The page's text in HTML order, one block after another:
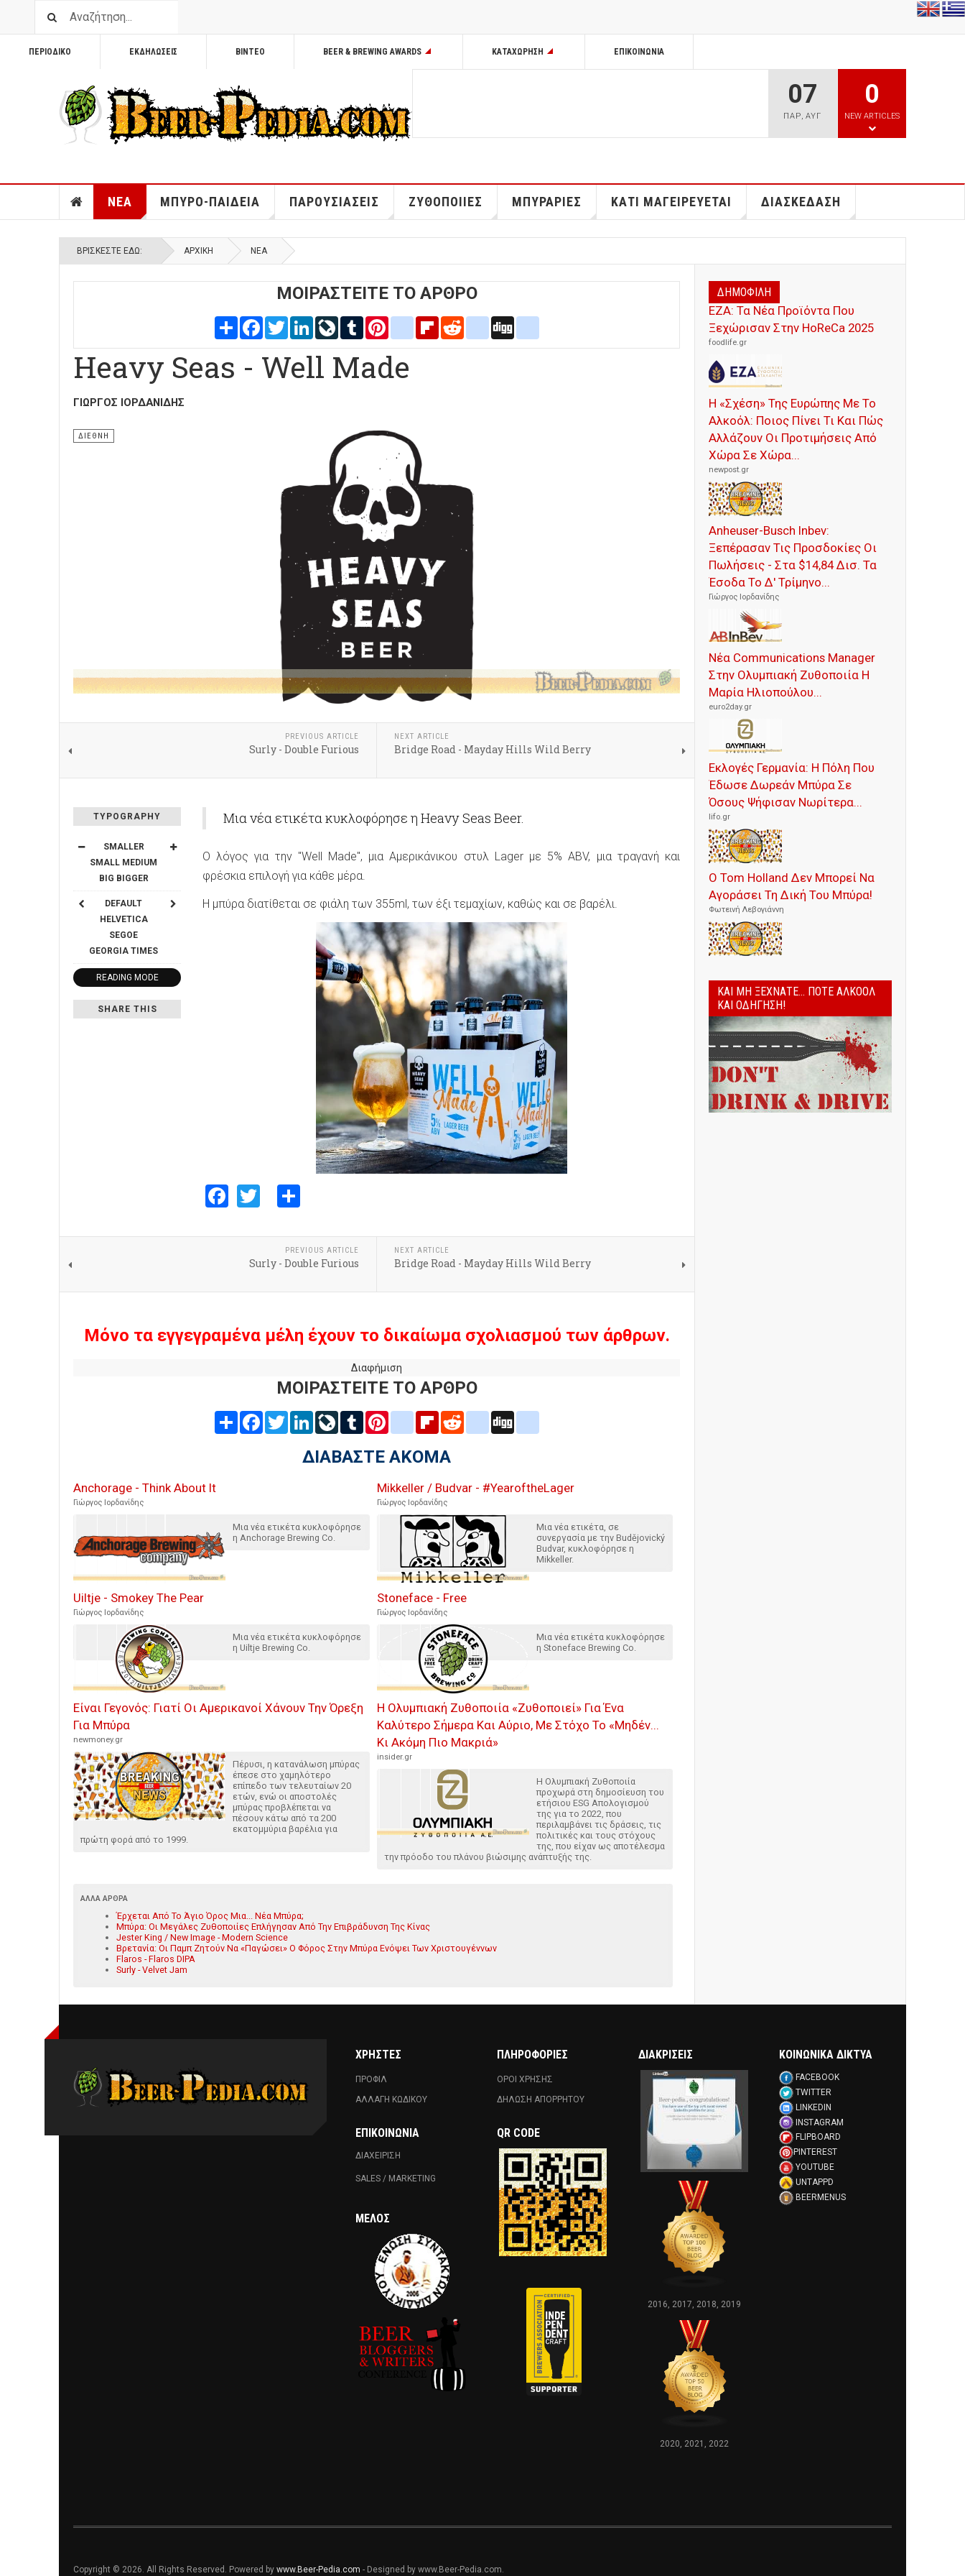
ΠΕΡΙΟΔΙΚΟ ΕΚΔΗΛΩΣΕΙΣ ΒΙΝΤΕΟ BEER & BREWING AWARDS ΚΑΤΑΧΩΡΗΣΗ ΕΠΙΚΟΙΝΩΝΊΑ
07
ΠΑΡ,ΑΥΓ
0
NEW ARTICLES
ΝΕΑ ΜΠΥΡΟ-ΠΑΙΔΕΙΑ ΠΑΡΟΥΣΙΑΣΕΙΣ ΖΥΘΟΠΟΙΙΕΣ ΜΠΥΡΑΡΙΕΣ ΚΑΤΙ ΜΑΓΕΙΡΕΥΕΤΑΙ ΔΙΑΣΚΕΔΑΣΗ
ΒΡΊΣΚΕΣΤΕ ΕΔΏ: ΑΡΧΙΚΉ ΝΕΑ
ΜΟΙΡΑΣΤΕΙΤΕ ΤΟ ΑΡΘΡΟ
Share FacebookTwitterLinkedInLiveJournal
Tumblr Pinterestblogger_post
FlipboardRedditdelicious
Heavy Seas - Well Made
ΓΙΏΡΓΟΣ ΙΟΡΔΑΝΊΔΗΣ
ΔΙΕΘΝΗ
PREVIOUS ARTICLE
Surly - Double Furious
NEXT ARTICLE
Bridge Road - Mayday Hills Wild Berry
TYPOGRAPHY
SMALLER
SMALL MEDIUM
BIG BIGGER
DEFAULT
HELVETICA
SEGOE
GEORGIA TIMES
READING MODE
SHARE THIS
Μια νέα ετικέτα κυκλοφόρησε η Heavy Seas Beer.
Ο λόγος για την "Well Made", μια Αμερικάνικου στυλ Lager με 5% ABV, μια τραγανή και
φρέσκια επιλογή για κάθε μέρα.
Η μπύρα διατίθεται σε φιάλη των 355ml, των έξι τεμαχίων, καθώς και σε βαρέλι.
Facebook
Twitter
PREVIOUS ARTICLE
Surly - Double Furious
NEXT ARTICLE
Bridge Road - Mayday Hills Wild Berry
Μόνο τα εγγεγραμένα μέλη έχουν το δικαίωμα σχολιασμού των άρθρων.
Διαφήμιση
ΜΟΙΡΑΣΤΕΙΤΕ ΤΟ ΑΡΘΡΟ
Share FacebookTwitterLinkedInLiveJournal
Tumblr Pinterestblogger_post
FlipboardRedditdelicious
ΔΙΑΒΑΣΤΕ ΑΚΟΜΑ
Anchorage - Think About It
Γιώργος Ιορδανίδης
Μια νέα ετικέτα κυκλοφόρησε
η Anchorage Brewing Co.
Mikkeller / Budvar - #YearoftheLager
Γιώργος Ιορδανίδης
Μια νέα ετικέτα, σε
συνεργασία με την Budějovický
Budvar, κυκλοφόρησε η
Mikkeller.
Uiltje - Smokey The Pear
Γιώργος Ιορδανίδης
Μια νέα ετικέτα κυκλοφόρησε
η Uiltje Brewing Co.
Stoneface - Free
Γιώργος Ιορδανίδης
Μια νέα ετικέτα κυκλοφόρησε
η Stoneface Brewing Co.
Είναι Γεγονός: Γιατί Οι Αμερικανοί Χάνουν Την Όρεξη
Για Μπύρα
newmoney.gr
Πέρυσι, η κατανάλωση μπύρας
έπεσε στο χαμηλότερο
επίπεδο των τελευταίων 20
ετών, ενώ οι αποστολές
μπύρας προβλέπεται να
πέσουν κάτω από τα 200
εκατομμύρια βαρέλια για
πρώτη φορά από το 1999.
Η Ολυμπιακή Ζυθοποιία «Ζυθοποιεί» Για Ένα
Καλύτερο Σήμερα Και Αύριο, Με Στόχο Το «Μηδέν...
Κι Ακόμη Πιο Μακριά»
insider.gr
Η Ολυμπιακή Ζυθοποιία
προχωρά στη δημοσίευση του
ετήσιου ESG Απολογισμού
της για το 2022, που
περιλαμβάνει τις δράσεις, τις
πολιτικές και τους στόχους
της, που είχαν ως αποτέλεσμα
την πρόοδο του πλάνου βιώσιμης ανάπτυξής της.
ΆΛΛΑ ΆΡΘΡΑ
Έρχεται Από Το Άγιο Όρος Μια... Νέα Μπύρα;
Μπύρα: Οι Μεγάλες Ζυθοποιίες Επλήγησαν Από Την Επιβράδυνση Της Κίνας
Jester King / New Image - Modern Science
Βρετανία: Οι Παμπ Ζητούν Να «Παγώσει» Ο Φόρος Στην Μπύρα Ενόψει Των Χριστουγέννων
Flaros - Flaros DIPA
Surly - Velvet Jam
ΔΗΜΟΦΙΛΗ
ΕΖΑ: Τα Νέα Προϊόντα Που
Ξεχώρισαν Στην HoReCa 2025
foodlife.gr
Η «Σχέση» Της Ευρώπης Με Το
Αλκοόλ: Ποιος Πίνει Τι Και Πώς
Αλλάζουν Οι Προτιμήσεις Από
Χώρα Σε Χώρα...
newpost.gr
Anheuser-Busch Inbev:
Ξεπέρασαν Τις Προσδοκίες Οι
Πωλήσεις - Στα $14,84 Δισ. Τα
Έσοδα Το Δ' Τρίμηνο...
Γιώργος Ιορδανίδης
Νέα Communications Manager
Στην Ολυμπιακή Ζυθοποιία Η
Μαρία Ηλιοπούλου...
euro2day.gr
Εκλογές Γερμανία: Η Πόλη Που
Έδωσε Δωρεάν Μπύρα Σε
Όσους Ψήφισαν Νωρίτερα...
lifo.gr
Ο Tom Holland Δεν Μπορεί Να
Αγοράσει Τη Δική Του Μπύρα!
Φωτεινή Λεβογιάννη
ΚΑΙ ΜΗ ΞΕΧΝΆΤΕ... ΠΟΤΈ ΑΛΚΟΌΛ
ΚΑΙ ΟΔΉΓΗΣΗ!
ΧΡΗΣΤΕΣ
ΠΡΟΦΙΛ
ΑΛΛΑΓΗ ΚΩΔΙΚΟΥ
ΕΠΙΚΟΙΝΩΝΊΑ
ΔΙΑΧΕΙΡΙΣΗ
SALES / MARKETING
ΜΈΛΟΣ
ΠΛΗΡΟΦΟΡΙΕΣ
ΟΡΟΙ ΧΡΗΣΗΣ
ΔΗΛΩΣΗ ΑΠΟΡΡΗΤΟΥ
QR CODE
ΔΙΑΚΡΊΣΕΙΣ
2016, 2017, 2018, 2019
2020, 2021, 2022
ΚΟΙΝΩΝΙΚΑ ΔΙΚΤΥΑ
FACEBOOK
TWITTER
LINKEDIN
INSTAGRAM
FLIPBOARD
PINTEREST
YOUTUBE
UNTAPPD
BEERMENUS
Copyright © 2026. All Rights Reserved. Powered by www.Beer-Pedia.com - Designed by www.Beer-Pedia.com.